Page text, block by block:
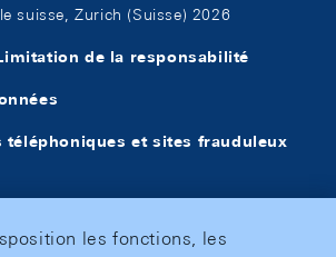
suisse, Zurich (Suisse) 2026
de la responsabilité
téléphoniques et sites frauduleux
les fonctions, les